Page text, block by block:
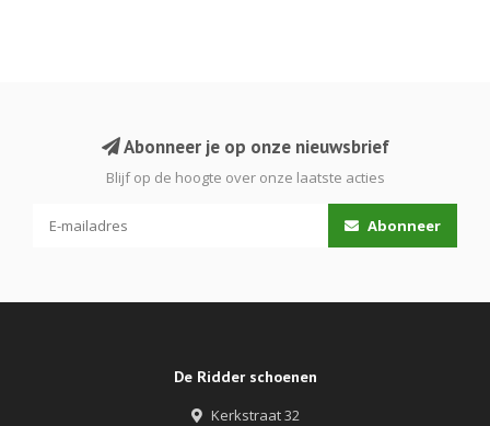
Abonneer je op onze nieuwsbrief
Blijf op de hoogte over onze laatste acties
Abonneer
De Ridder schoenen
Kerkstraat 32